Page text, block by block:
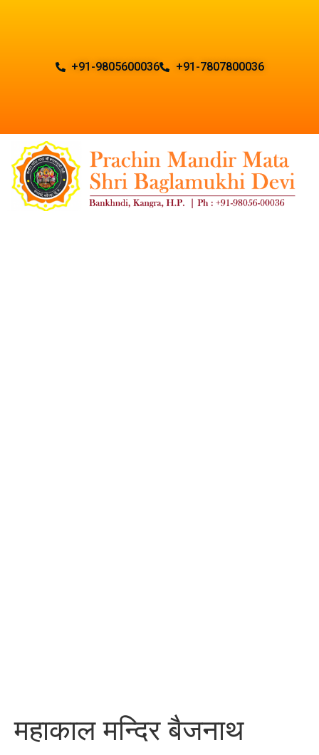
+91-9805600036 +91-7807800036
महाकाल मन्दिर बैजनाथ